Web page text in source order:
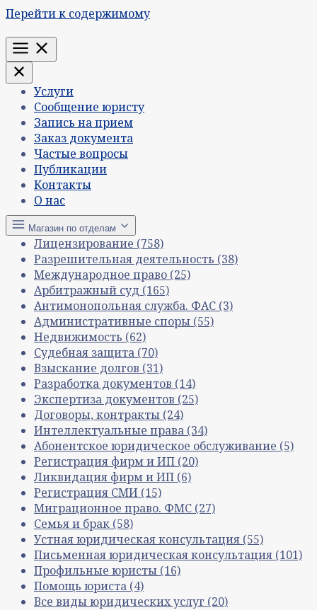
Перейти к содержимому
Меню
Услуги
Сообщение юристу
Запись на прием
Заказ документа
Частые вопросы
Публикации
Контакты
О нас
Магазин по отделам
Лицензирование (758)
Разрешительная деятельность (38)
Международное право (25)
Арбитражный суд (165)
Антимонопольная служба. ФАС (3)
Административные споры (55)
Недвижимость (62)
Судебная защита (70)
Взыскание долгов (31)
Разработка документов (14)
Экспертиза документов (25)
Договоры, контракты (24)
Интеллектуальные права (34)
Абонентское юридическое обслуживание (5)
Регистрация фирм и ИП (20)
Ликвидация фирм и ИП (6)
Регистрация СМИ (15)
Миграционное право. ФМС (27)
Семья и брак (58)
Устная юридическая консультация (55)
Письменная юридическая консультация (101)
Профильные юристы (16)
Помощь юриста (4)
Все виды юридических услуг (20)